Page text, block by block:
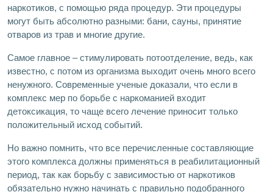
наркотиков, с помощью ряда процедур. Эти процедуры
могут быть абсолютно разными: бани, сауны, принятие
отваров из трав и многие другие.
Самое главное – стимулировать потоотделение, ведь, как
известно, с потом из организма выходит очень много всего
ненужного. Современные ученые доказали, что если в
комплекс мер по борьбе с наркоманией входит
детоксикация, то чаще всего лечение приносит только
положительный исход событий.
Но важно помнить, что все перечисленные составляющие
этого комплекса должны применяться в реабилитационный
период, так как борьбу с зависимостью от наркотиков
обязательно нужно начинать с правильно подобранного